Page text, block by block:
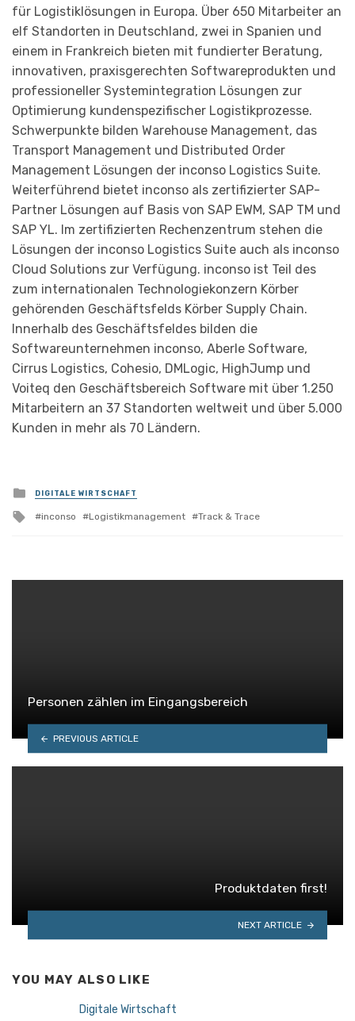
für Logistiklösungen in Europa. Über 650 Mitarbeiter an
elf Standorten in Deutschland, zwei in Spanien und
einem in Frankreich bieten mit fundierter Beratung,
innovativen, praxisgerechten Softwareprodukten und
professioneller Systemintegration Lösungen zur
Optimierung kundenspezifischer Logistikprozesse.
Schwerpunkte bilden Warehouse Management, das
Transport Management und Distributed Order
Management Lösungen der inconso Logistics Suite.
Weiterführend bietet inconso als zertifizierter SAP-
Partner Lösungen auf Basis von SAP EWM, SAP TM und
SAP YL. Im zertifizierten Rechenzentrum stehen die
Lösungen der inconso Logistics Suite auch als inconso
Cloud Solutions zur Verfügung. inconso ist Teil des
zum internationalen Technologiekonzern Körber
gehörenden Geschäftsfelds Körber Supply Chain.
Innerhalb des Geschäftsfeldes bilden die
Softwareunternehmen inconso, Aberle Software,
Cirrus Logistics, Cohesio, DMLogic, HighJump und
Voiteq den Geschäftsbereich Software mit über 1.250
Mitarbeitern an 37 Standorten weltweit und über 5.000
Kunden in mehr als 70 Ländern.
Posted
in
DIGITALE WIRTSCHAFT
Tagged
inconso Logistikmanagement Track & Trace
Personen zählen im Eingangsbereich
PREVIOUS ARTICLE
Produktdaten first!
NEXT ARTICLE
YOU MAY ALSO LIKE
Digitale Wirtschaft